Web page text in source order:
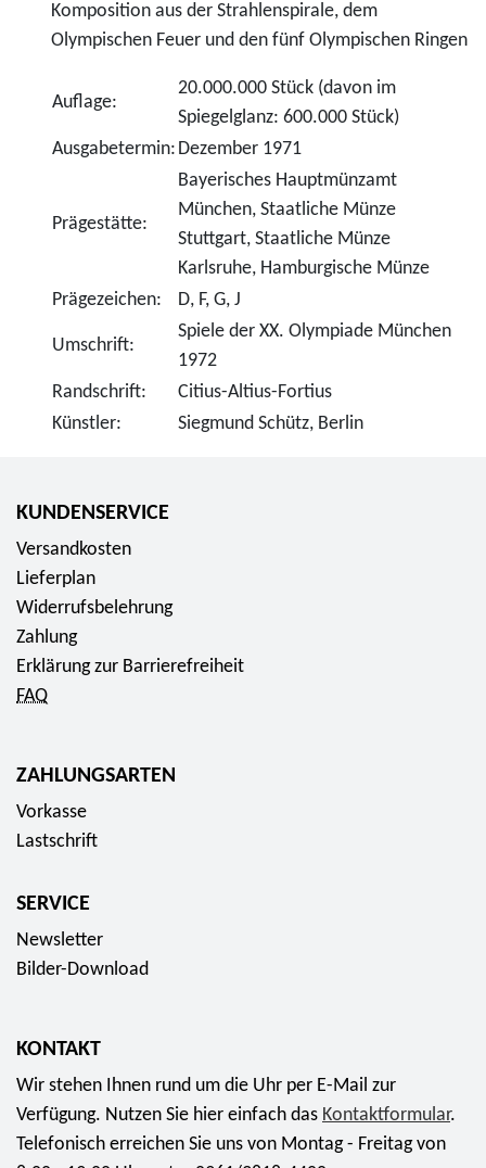
Komposition aus der Strahlenspirale, dem
Olympischen Feuer und den fünf Olympischen Ringen
Auflage:
20.000.000 Stück (davon im
Spiegelglanz: 600.000 Stück)
Ausgabetermin: Dezember 1971
Prägestätte:
Bayerisches Hauptmünzamt
München, Staatliche Münze
Stuttgart, Staatliche Münze
Karlsruhe, Hamburgische Münze
Prägezeichen:
D, F, G, J
Umschrift:
Spiele der XX. Olympiade München
1972
Randschrift:
Citius-Altius-Fortius
Künstler:
Siegmund Schütz, Berlin
KUNDENSERVICE
Versandkosten
Lieferplan
Widerrufsbelehrung
Zahlung
Erklärung zur Barrierefreiheit
FAQ
ZAHLUNGSARTEN
Vorkasse
Lastschrift
SERVICE
Newsletter
Bilder-Download
KONTAKT
Wir stehen Ihnen rund um die Uhr per E-Mail zur
Verfügung. Nutzen Sie hier einfach das Kontaktformular.
Telefonisch erreichen Sie uns von Montag - Freitag von